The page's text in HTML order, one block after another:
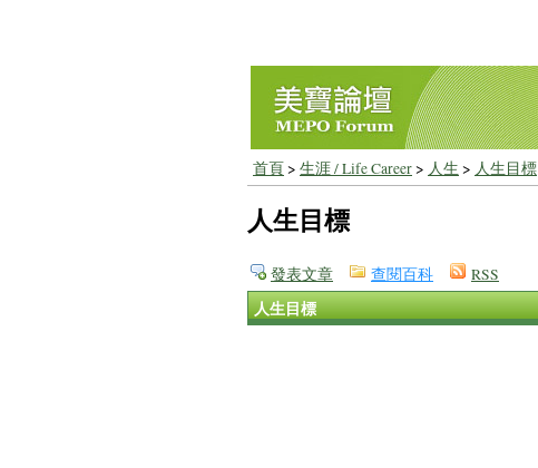
首頁> 生涯 / Life Career> 人生 > 人生目標
人生目標
發表文章 查閱百科 RSS
人生目標